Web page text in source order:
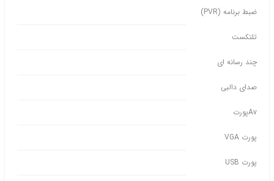
ضبط برنامه (PVR)
تلتکست
چند رسانه ای
صدای دالبی
Avپورت
پورت VGA
پورت USB